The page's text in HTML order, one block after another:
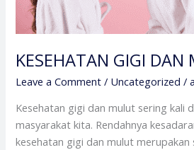
KESEHATAN GIGI DAN
Leave a Comment / Uncategorized /
Kesehatan gigi dan mulut sering kali
masyarakat kita. Rendahnya
kesehatan gigi dan mulut merupakan